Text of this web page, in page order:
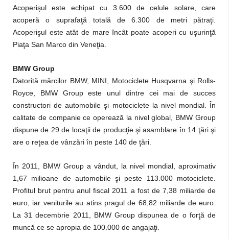
Acoperişul este echipat cu 3.600 de celule solare, care
acoperă o suprafaţă totală de 6.300 de metri pătraţi.
Acoperişul este atât de mare încât poate acoperi cu uşurinţă
Piaţa San Marco din Veneţia.
BMW Group
Datorită mărcilor BMW, MINI, Motociclete Husqvarna şi Rolls-
Royce, BMW Group este unul dintre cei mai de succes
constructori de automobile şi motociclete la nivel mondial. În
calitate de companie ce operează la nivel global, BMW Group
dispune de 29 de locaţii de producţie şi asamblare în 14 ţări şi
are o reţea de vânzări în peste 140 de ţări.
În 2011, BMW Group a vândut, la nivel mondial, aproximativ
1,67 milioane de automobile şi peste 113.000 motociclete.
Profitul brut pentru anul fiscal 2011 a fost de 7,38 miliarde de
euro, iar veniturile au atins pragul de 68,82 miliarde de euro.
La 31 decembrie 2011, BMW Group dispunea de o forţă de
muncă ce se apropia de 100.000 de angajaţi.